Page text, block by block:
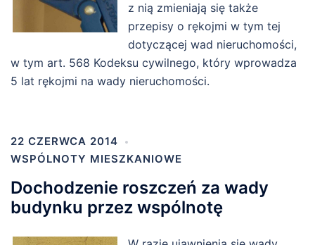
z nią zmieniają się także
przepisy o rękojmi w tym tej
dotyczącej wad nieruchomości,
w tym art. 568 Kodeksu cywilnego, który wprowadza
5 lat rękojmi na wady nieruchomości.
22 CZERWCA 2014
WSPÓLNOTY MIESZKANIOWE
Dochodzenie roszczeń za wady
budynku przez wspólnotę